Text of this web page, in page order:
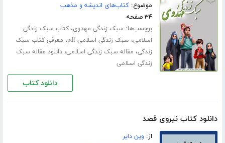
موضوع:کتاب‌های اندیشه و مذهب
۳۴ صفحه
برچسب‌ها: سبک زندگی مهدوی،کتاب سبک زندگی
اسلامی، سبک زندگی اسلامی pdf ، معرفی کتاب سبک
زندگی، مقاله سبک زندگی اسلامی،دانلود مقاله سبک
زندگی اسلامی
دانلود کتاب
دانلود کتاب نیروی قصد
از: وین دایر